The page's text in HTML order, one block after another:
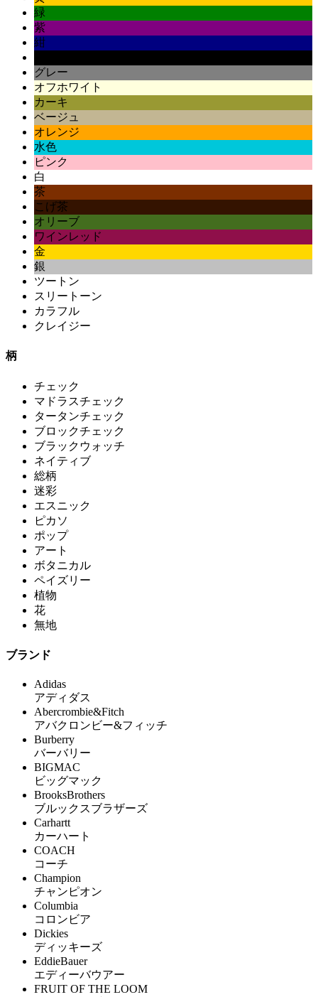
緑
紫
紺
グレー
オフホワイト
カーキ
ベージュ
オレンジ
水色
ピンク
白
茶
こげ茶
オリーブ
ワインレッド
金
銀
ツートン
スリートーン
カラフル
クレイジー
柄
チェック
マドラスチェック
タータンチェック
ブロックチェック
ブラックウォッチ
ネイティブ
総柄
迷彩
エスニック
ピカソ
ポップ
アート
ボタニカル
ペイズリー
植物
花
無地
ブランド
Adidas
アディダス
Abercrombie&Fitch
アバクロンビー&フィッチ
Burberry
バーバリー
BIGMAC
ビッグマック
BrooksBrothers
ブルックスブラザーズ
Carhartt
カーハート
COACH
コーチ
Champion
チャンピオン
Columbia
コロンビア
Dickies
ディッキーズ
EddieBauer
エディーバウアー
FRUIT OF THE LOOM